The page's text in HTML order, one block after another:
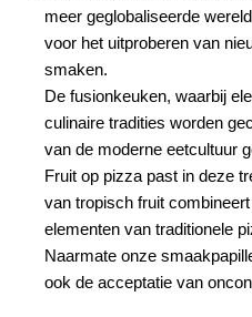
meer geglobaliseerde
voor het uitproberen van
smaken.
De fusionkeuken, waarbij
culinaire tradities worden
van de moderne eetcultuur
Fruit op pizza past in deze
van tropisch fruit
elementen van traditionele
Naarmate onze
ook de acceptatie van